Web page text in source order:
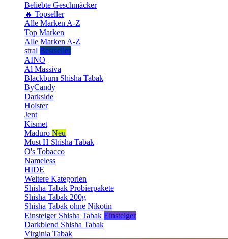
Beliebte Geschmäcker
🔥 Topseller
Alle Marken A-Z
Top Marken
Alle Marken A-Z
stral Bestseller
AINO
Al Massiva
Blackburn Shisha Tabak
ByCandy
Darkside
Holster
Jent
Kismet
Maduro Neu
Must H Shisha Tabak
O's Tobacco
Nameless
HIDE
Weitere Kategorien
Shisha Tabak Probierpakete
Shisha Tabak 200g
Shisha Tabak ohne Nikotin
Einsteiger Shisha Tabak Einsteiger
Darkblend Shisha Tabak
Virginia Tabak